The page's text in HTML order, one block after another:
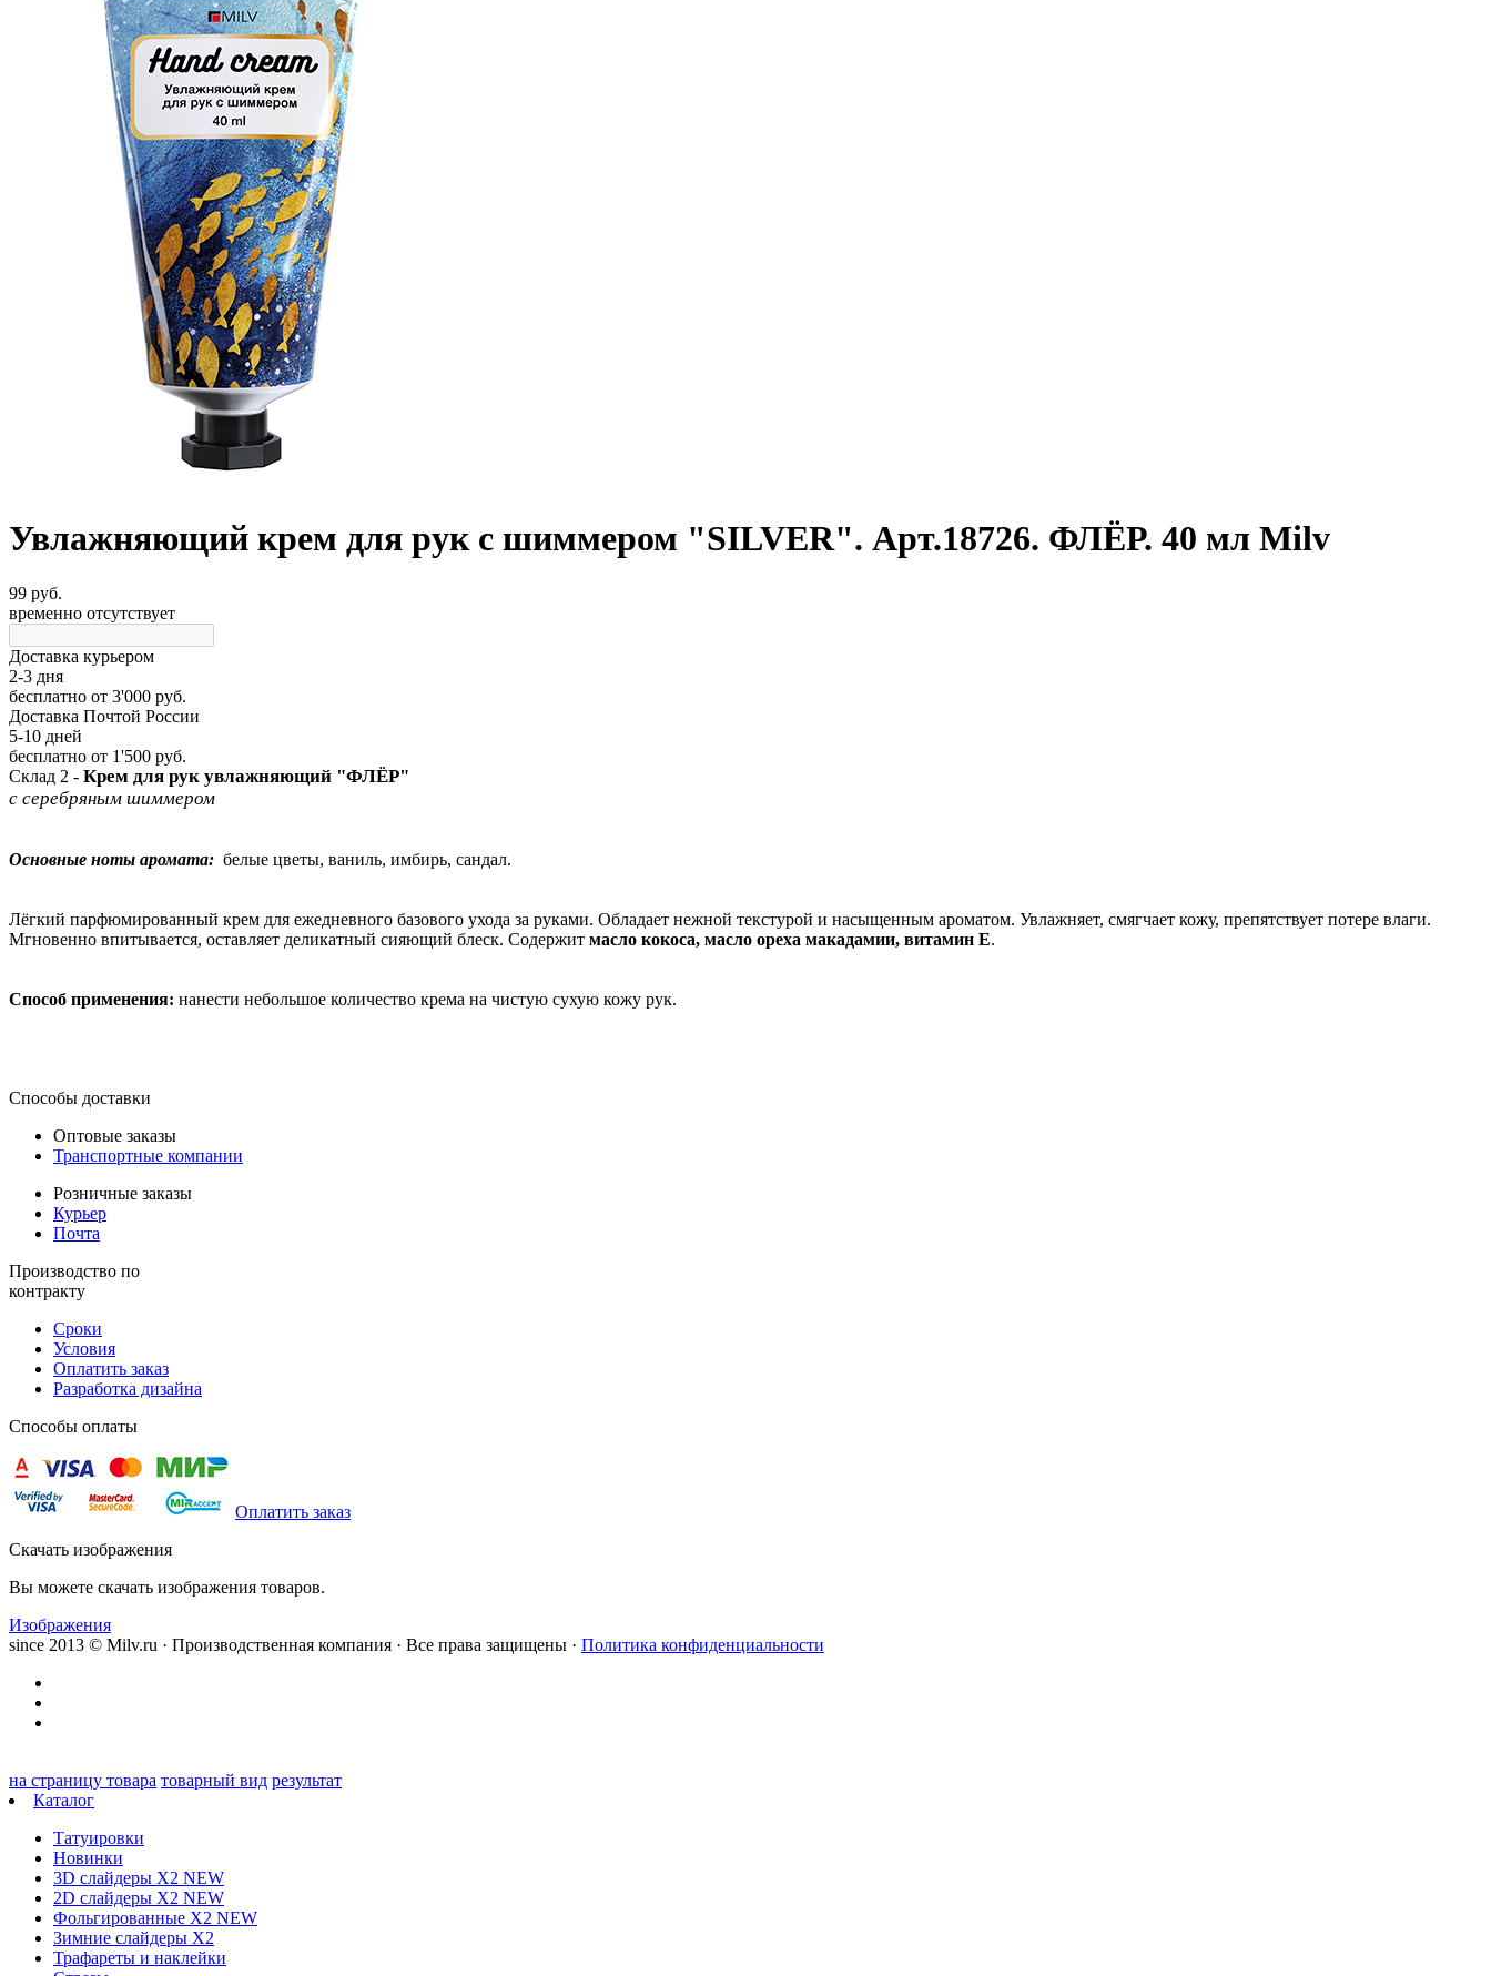
Увлажняющий крем для рук с шиммером "SILVER". Арт.18726. ФЛЁР. 40 мл Milv
99 руб.
временно отсутствует
Доставка курьером
2-3 дня
бесплатно от 3'000 руб.
Доставка Почтой России
5-10 дней
бесплатно от 1'500 руб.
Склад 2 - Крем для рук увлажняющий "ФЛЁР"
с серебряным шиммером
Основные ноты аромата: белые цветы, ваниль, имбирь, сандал.
Лёгкий парфюмированный крем для ежедневного базового ухода за руками. Обладает нежной текстурой и насыщенным ароматом. Увлажняет, смягчает кожу, препятствует потере влаги.
Мгновенно впитывается, оставляет деликатный сияющий блеск. Содержит масло кокоса, масло ореха макадамии, витамин Е.
Способ применения: нанести небольшое количество крема на чистую сухую кожу рук.
Способы доставки
Оптовые заказы
Транспортные компании
Розничные заказы
Курьер
Почта
Производство по
контракту
Сроки
Условия
Оплатить заказ
Разработка дизайна
Способы оплаты
Оплатить заказ
Скачать изображения
Вы можете скачать изображения товаров.
Изображения
since 2013 © Milv.ru · Производственная компания · Все права защищены · Политика конфиденциальности
на страницу товара товарный вид результат
Каталог
Татуировки
Новинки
3D слайдеры X2 NEW
2D слайдеры X2 NEW
Фольгированные X2 NEW
Зимние слайдеры Х2
Трафареты и наклейки